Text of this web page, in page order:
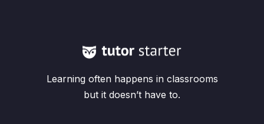
Learning often happens in classrooms
but it doesn’t have to.